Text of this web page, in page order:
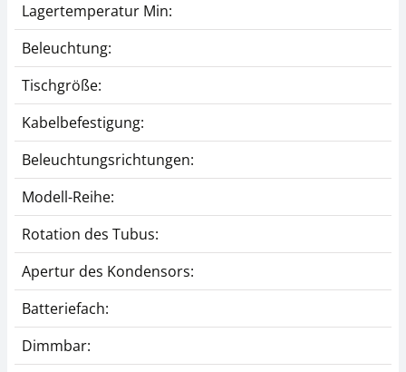
Lagertemperatur Min:
Beleuchtung:
Tischgröße:
Kabelbefestigung:
Beleuchtungsrichtungen:
Modell-Reihe:
Rotation des Tubus:
Apertur des Kondensors:
Batteriefach:
Dimmbar: